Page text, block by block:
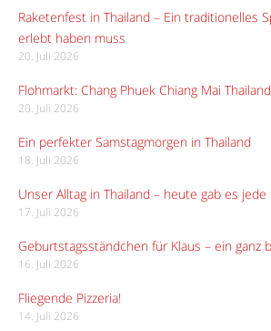
Raketenfest in Thailand – Ein traditionelles
erlebt haben muss
20. Juli 2026
Flohmarkt: Chang Phuek Chiang Mai Thailand
20. Juli 2026
Ein perfekter Samstagmorgen in Thailand
18. Juli 2026
Unser Alltag in Thailand – heute gab es
17. Juli 2026
Geburtstagsständchen für Klaus – ein ganz
16. Juli 2026
Fliegende Pizzeria!
14. Juli 2026